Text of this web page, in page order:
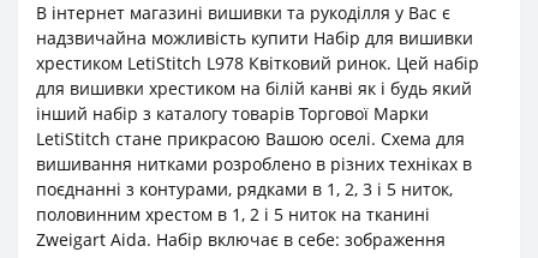
В інтернет магазині вишивки та рукоділля у Вас є
надзвичайна можливість купити Набір для вишивки
хрестиком LetiStitch L978 Квітковий ринок. Цей набір
для вишивки хрестиком на білій канві як і будь який
інший набір з каталогу товарів Торгової Марки
LetiStitch стане прикрасою Вашою оселі. Схема для
вишивання нитками розроблено в різних техніках в
поєднанні з контурами, рядками в 1, 2, 3 і 5 ниток,
половинним хрестом в 1, 2 і 5 ниток на тканині
Zweigart Aida. Набір включає в себе: зображення